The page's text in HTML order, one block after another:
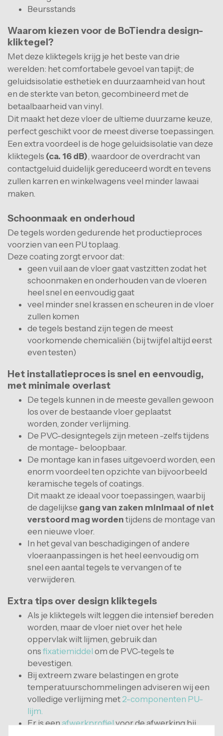
Beursstands
Waarom kiezen voor de BoTiendra design-
kliktegel?
Met deze kliktegels krijg je het beste van drie
werelden: het comfortabele gevoel van tapijt; de
geluidsisolatie esthetiek en duurzaamheid van hout
en de sterkte van beton, gecombineerd met de
betaalbaarheid van vinyl.
Dit maakt het deze vloer de ultieme duurzame keuze,
perfect geschikt voor de meest diverse toepassingen.
Een extra voordeel is de hoge geluidsisolatie van deze
kliktegels (ca. 16 dB), waardoor de overdracht van
contactgeluid duidelijk gereduceerd wordt en tevens
zullen karren en winkelwagens veel minder lawaai
maken.
Schoonmaak en onderhoud
De tegels worden gedurende het productieproces
voorzien van een PU toplaag.
Deze coating zorgt ervoor dat:
geen vuil aan de vloer gaat vastzitten zodat het
schoonmaken en onderhouden van de vloeren
heel snel en eenvoudig gaat
veel minder snel krassen en scheuren in de vloer
zullen komen
de tegels bestand zijn tegen de meest
voorkomende chemicaliën (bij twijfel altijd eerst
even testen)
Het installatieproces is snel en eenvoudig,
met minimale overlast
De tegels kunnen in de meeste gevallen gewoon
los over de bestaande vloer geplaatst
worden, zonder verlijming.
De PVC-designtegels zijn meteen -zelfs tijdens
de montage- beloopbaar.
De montage kan in fases uitgevoerd worden, een
enorm voordeel ten opzichte van bijvoorbeeld
keramische tegels of coatings.
Dit maakt ze ideaal voor toepassingen, waarbij
de dagelijkse gang van zaken minimaal of niet
verstoord mag worden tijdens de montage van
een nieuwe vloer.
In het geval van beschadigingen of andere
vloeraanpassingen is het heel eenvoudig om
snel een aantal tegels te vervangen of te
verwijderen.
Extra tips over design kliktegels
Als je kliktegels wilt leggen die intensief bereden
worden, maar de vloer niet over het hele
oppervlak wilt lijmen, gebruik dan
ons fixatiemiddel om de PVC-tegels te
bevestigen.
Bij extreem zware belastingen en grote
temperatuurschommelingen adviseren wij een
volledige verlijming met 2-componenten PU-
lijm.
Er is eenafwerkprofielvoor de afwerking bij